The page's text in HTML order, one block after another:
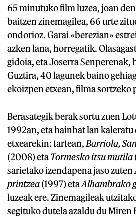
65 minutuko film luzea, joan
baitzen zinemagilea, 66 urte
ondorioz. Garai «berezian»
azken lana, horregatik.
gidoia, eta Joserra Senperenak,
Guztira, 40 lagunek baino
ekoizpen etxean, filma sortzeko
Berasategik berak sortu zuen
1992an, eta hainbat lan
etxearekin: tartean, Barriola,
(2008) etaTormesko itsu mutila
sarietako izendapena jaso zuten
printzea(1997) etaAlhambrako
luzeak ere. Zinemagileak
segituko dutela azaldu du Miren